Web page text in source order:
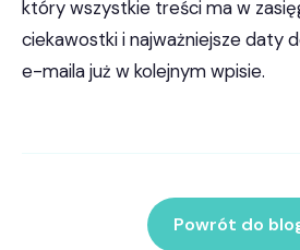
który wszystkie treści ma w
ciekawostki i najważniejsze daty
e-maila już w kolejnym wpisie.
Powrót do